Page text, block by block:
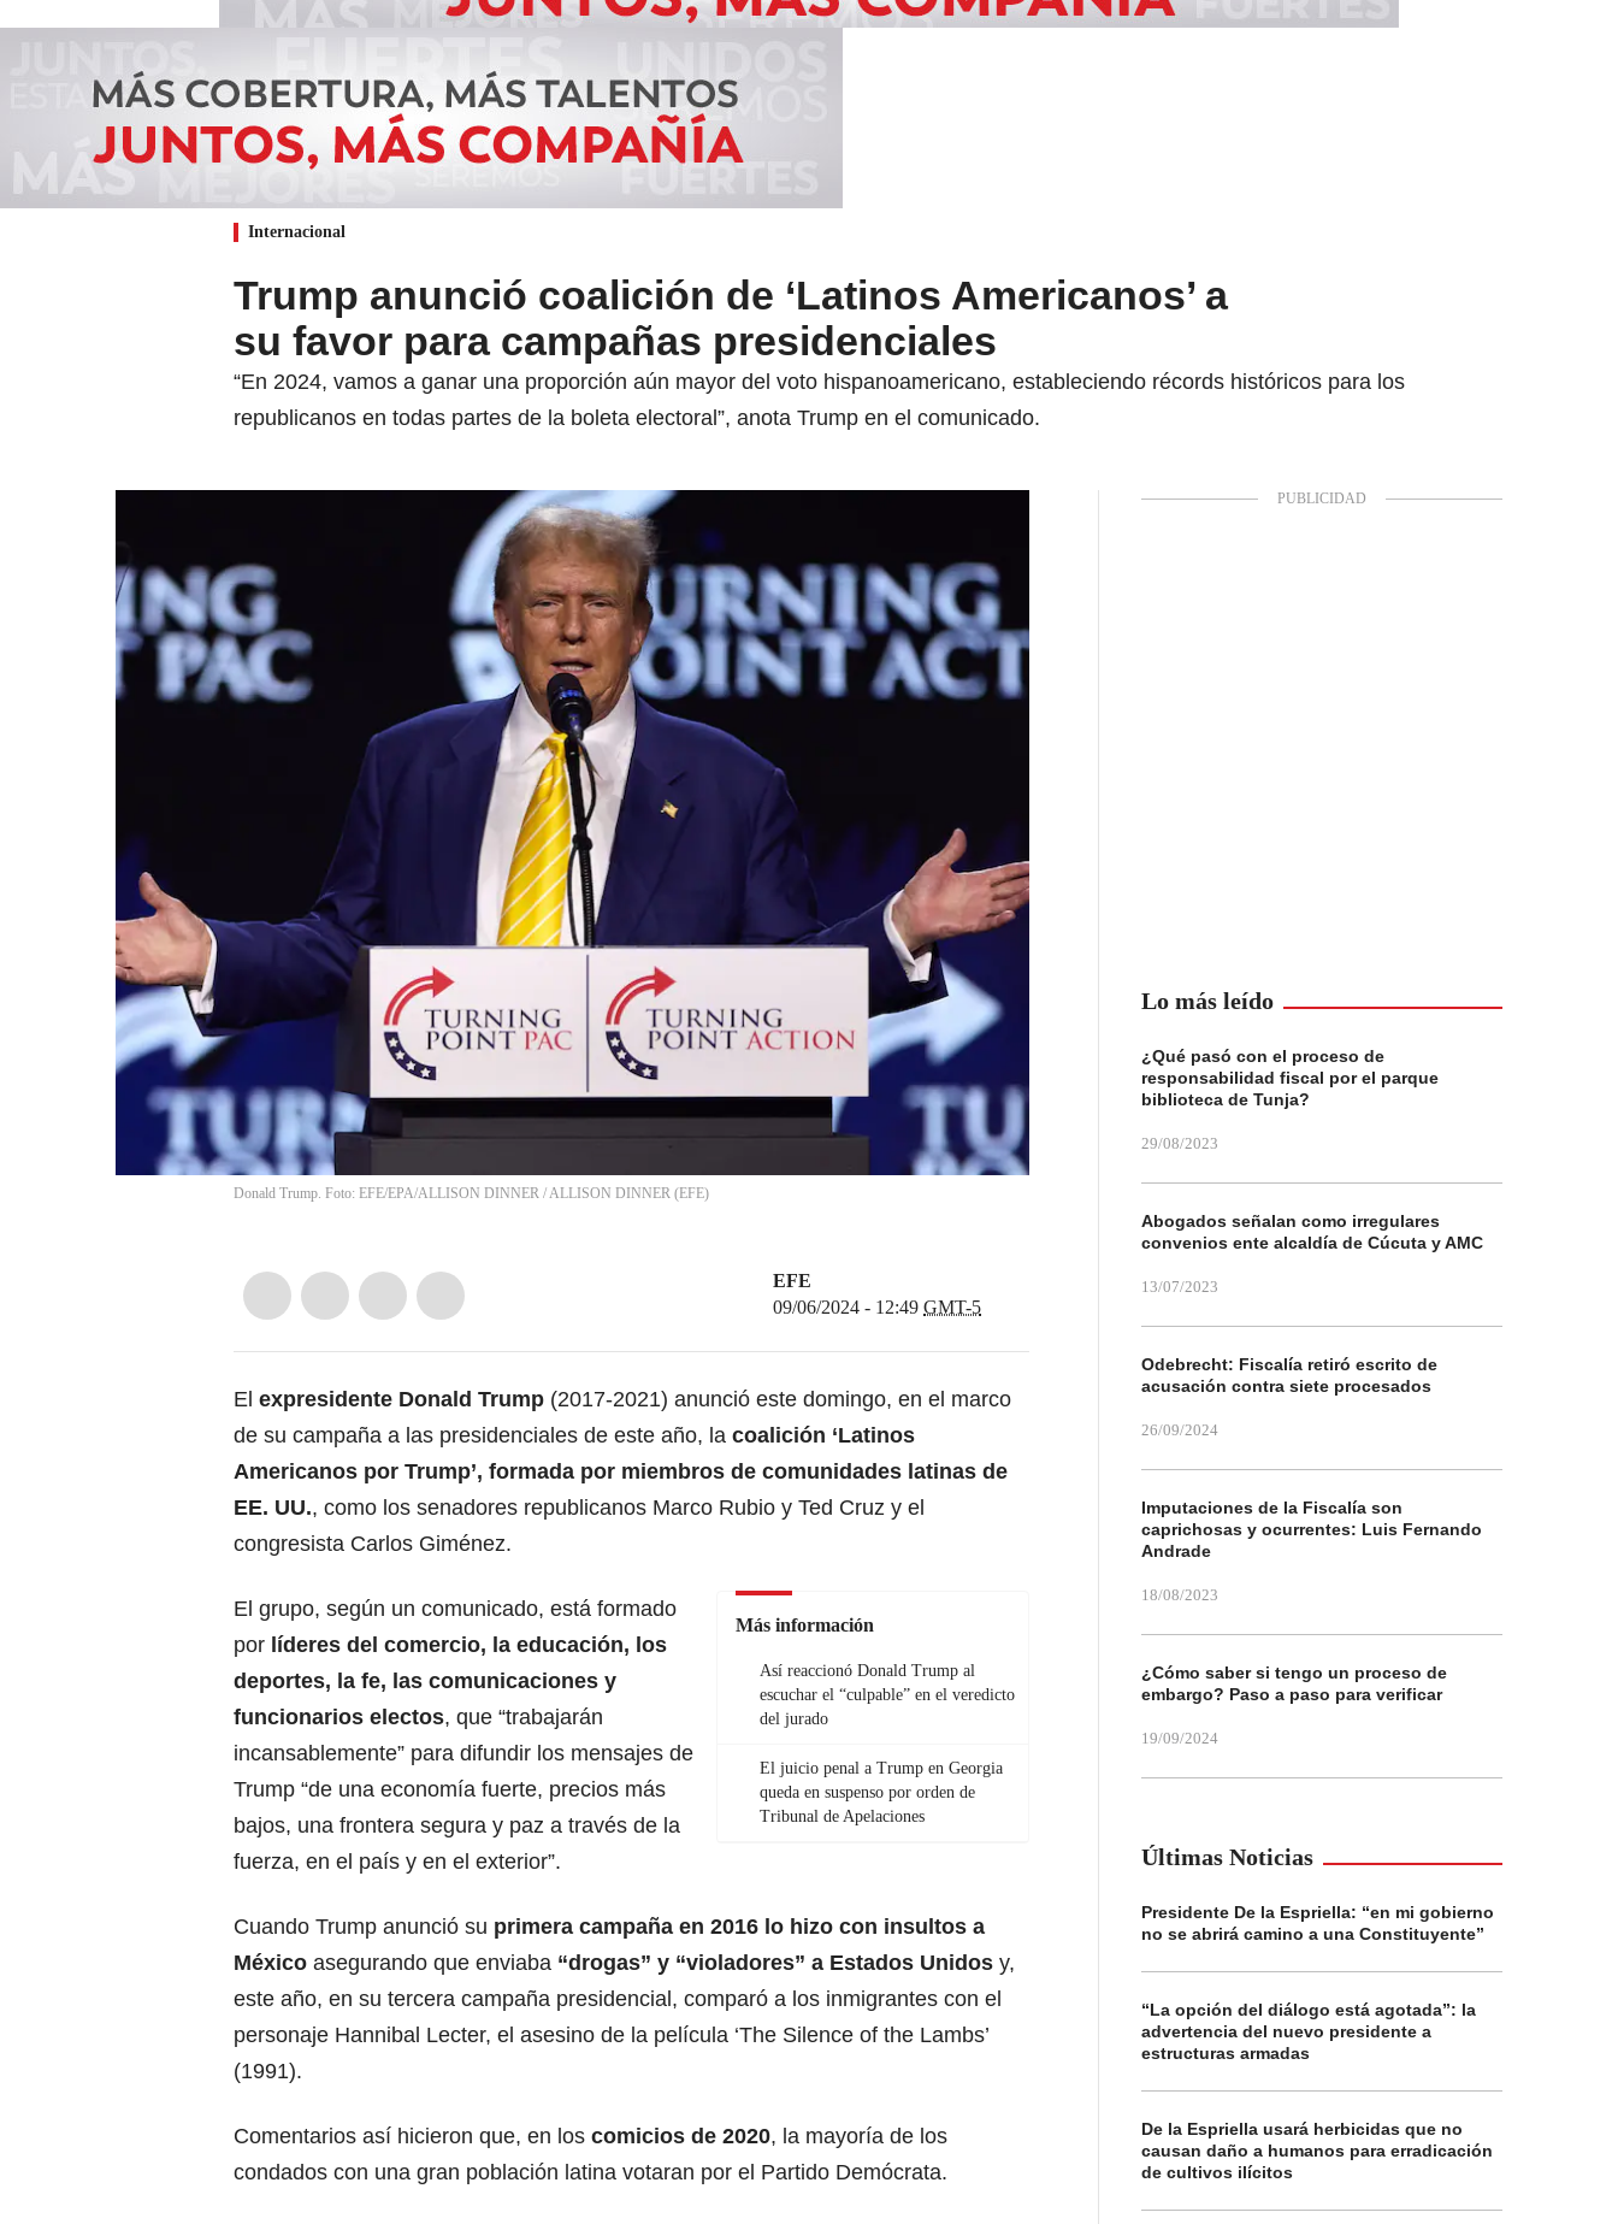
Internacional
Trump anunció coalición de ‘Latinos Americanos’ a
su favor para campañas presidenciales
“En 2024, vamos a ganar una proporción aún mayor del voto hispanoamericano, estableciendo récords históricos para los
republicanos en todas partes de la boleta electoral”, anota Trump en el comunicado.
Donald Trump. Foto: EFE/EPA/ALLISON DINNER /ALLISON DINNER (EFE)
EFE
09/06/2024 - 12:49 GMT-5
El expresidente Donald Trump (2017-2021) anunció este domingo, en el marco
de su campaña a las presidenciales de este año, la coalición ‘Latinos
Americanos por Trump’, formada por miembros de comunidades latinas de
EE. UU., como los senadores republicanos Marco Rubio y Ted Cruz y el
congresista Carlos Giménez.
Más información
Así reaccionó Donald Trump al
escuchar el “culpable” en el veredicto
del jurado
El juicio penal a Trump en Georgia
queda en suspenso por orden de
Tribunal de Apelaciones
El grupo, según un comunicado, está formado
por líderes del comercio, la educación, los
deportes, la fe, las comunicaciones y
funcionarios electos, que “trabajarán
incansablemente” para difundir los mensajes de
Trump “de una economía fuerte, precios más
bajos, una frontera segura y paz a través de la
fuerza, en el país y en el exterior”.
Cuando Trump anunció su primera campaña en 2016 lo hizo con insultos a
México asegurando que enviaba “drogas” y “violadores” a Estados Unidos y,
este año, en su tercera campaña presidencial, comparó a los inmigrantes con el
personaje Hannibal Lecter, el asesino de la película ‘The Silence of the Lambs’
(1991).
Comentarios así hicieron que, en los comicios de 2020, la mayoría de los
condados con una gran población latina votaran por el Partido Demócrata.
Lo más leído
¿Qué pasó con el proceso de
responsabilidad fiscal por el parque
biblioteca de Tunja?
29/08/2023
Abogados señalan como irregulares
convenios ente alcaldía de Cúcuta y AMC
13/07/2023
Odebrecht: Fiscalía retiró escrito de
acusación contra siete procesados
26/09/2024
Imputaciones de la Fiscalía son
caprichosas y ocurrentes: Luis Fernando
Andrade
18/08/2023
¿Cómo saber si tengo un proceso de
embargo? Paso a paso para verificar
19/09/2024
Últimas Noticias
Presidente De la Espriella: “en mi gobierno
no se abrirá camino a una Constituyente”
“La opción del diálogo está agotada”: la
advertencia del nuevo presidente a
estructuras armadas
De la Espriella usará herbicidas que no
causan daño a humanos para erradicación
de cultivos ilícitos